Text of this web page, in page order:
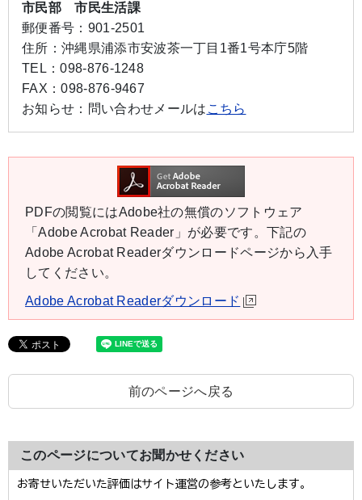
市民部 市民生活課
郵便番号： 901-2501
住所： 沖縄県浦添市安波茶一丁目1番1号本庁5階
TEL：098-876-1248
FAX：098-876-9467
お知らせ： 問い合わせメールは こちら
PDFの閲覧にはAdobe社の無償のソフトウェア
「Adobe Acrobat Reader」が必要です。下記の
Adobe Acrobat Readerダウンロードページから入手
してください。
Adobe Acrobat Readerダウンロード
前のページへ戻る
このページについてお聞かせください